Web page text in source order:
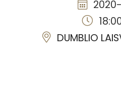
DUMBLIO